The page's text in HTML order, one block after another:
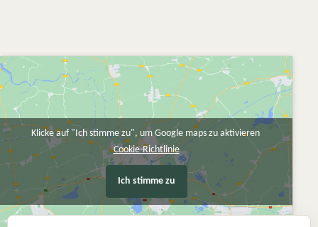
Klicke auf "Ich stimme zu", um Google maps zu aktivieren
Cookie-Richtlinie
Ich stimme zu